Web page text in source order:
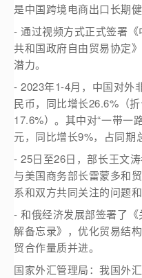
是中国跨境电商出口长期
- 通过视频方式正式签署
共和国政府自由贸易协定
潜力。
- 2023年1-4月，中国对外
民币，同比增长26.6%（
17.6%）。其中对“一带一
元，同比增长9%，占同期
- 25日至26日，部长王文
与美国商务部长雷蒙多和
系和双方共同关注的问题和
- 和俄经济发展部签署了
解备忘录》，优化贸易结
贸合作量质并进。
国家外汇管理局：我国外